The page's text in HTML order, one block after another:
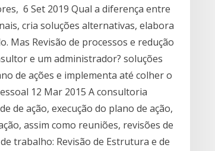
6 Set 2019 Qual a diferença entre
cria soluções alternativas, elabora
Mas Revisão de processos e redução
e um administrador? soluções
de ações e implementa até colher o
12 Mar 2015 A consultoria
de ação, execução do plano de ação,
assim como reuniões, revisões de
trabalho: Revisão de Estrutura e de